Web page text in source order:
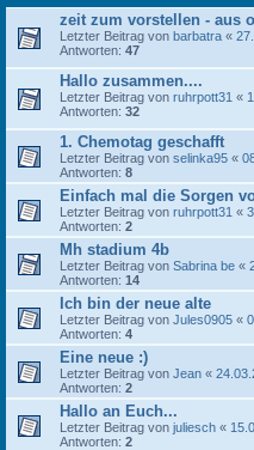
zeit zum vorstellen - aus
Letzter Beitrag von barbatra «
Antworten: 47
Hallo zusammen....
Letzter Beitrag von ruhrpott31 «
Antworten: 32
1. Chemotag geschafft
Letzter Beitrag von selinka95 «
Antworten: 8
Einfach mal die Sorgen
Letzter Beitrag von ruhrpott31 «
Antworten: 2
Mh stadium 4b
Letzter Beitrag von Sabrina be «
Antworten: 14
Ich bin der neue alte
Letzter Beitrag von Jules0905 «
Antworten: 4
Eine neue :)
Letzter Beitrag von Jean «
Antworten: 2
Hallo an Euch...
Letzter Beitrag von juliesch «
Antworten: 2